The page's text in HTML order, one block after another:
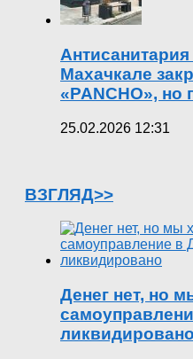
Махачкале
«PANCHO», но
25.02.2026 12:31
ВЗГЛЯД>>
Денег нет, но
ликвидировано